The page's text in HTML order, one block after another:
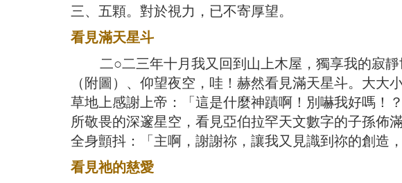
三、五顆。對於視力，已不寄厚望。
看見滿天星斗
二○二三年十月我又回到山上木屋，獨享我的寂靜
（附圖）、仰望夜空，哇！赫然看見滿天星斗。大大
草地上感謝上帝：「這是什麼神蹟啊！別嚇我好嗎！
所敬畏的深邃星空，看見亞伯拉罕天文數字的子孫佈
全身顫抖：「主啊，謝謝祢，讓我又見識到祢的創造
看見祂的慈愛